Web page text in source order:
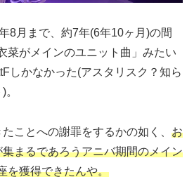
8月まで、約7年(6年10ヶ月)の間
菜がメインのユニット曲」みたい
しかなかった(アスタリスク？知ら
ことへの謝罪をするかの如く、 お
まるであろうアニバ期間のメイン
を獲得できたんや。